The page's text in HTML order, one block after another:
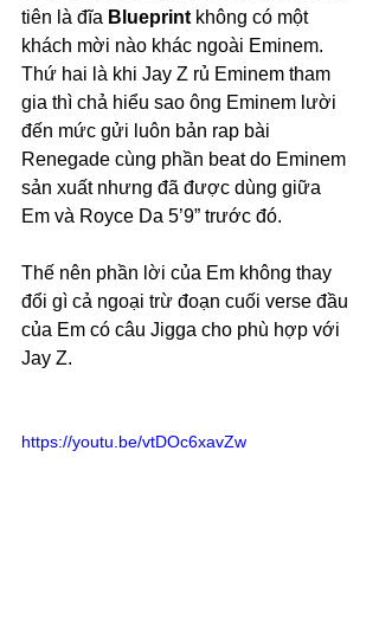
tiên là đĩa Blueprint không có một
khách mời nào khác ngoài Eminem.
Thứ hai là khi Jay Z rủ Eminem tham
gia thì chả hiểu sao ông Eminem lười
đến mức gửi luôn bản rap bài
Renegade cùng phần beat do Eminem
sản xuất nhưng đã được dùng giữa
Em và Royce Da 5’9” trước đó.
Thế nên phần lời của Em không thay
đổi gì cả ngoại trừ đoạn cuối verse đầu
của Em có câu Jigga cho phù hợp với
Jay Z.
https://youtu.be/vtDOc6xavZw